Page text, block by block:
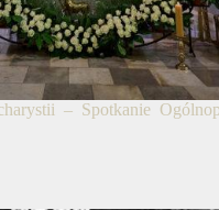
– Spotkanie